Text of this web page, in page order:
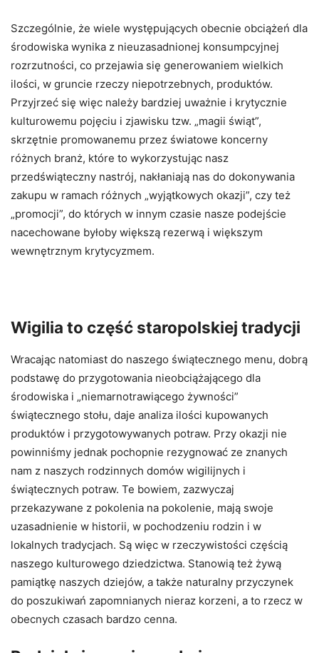
Szczególnie, że wiele występujących obecnie obciążeń dla
środowiska wynika z nieuzasadnionej konsumpcyjnej
rozrzutności, co przejawia się generowaniem wielkich
ilości, w gruncie rzeczy niepotrzebnych, produktów.
Przyjrzeć się więc należy bardziej uważnie i krytycznie
kulturowemu pojęciu i zjawisku tzw. „magii świąt”,
skrzętnie promowanemu przez światowe koncerny
różnych branż, które to wykorzystując nasz
przedświąteczny nastrój, nakłaniają nas do dokonywania
zakupu w ramach różnych „wyjątkowych okazji”, czy też
„promocji”, do których w innym czasie nasze podejście
nacechowane byłoby większą rezerwą i większym
wewnętrznym krytycyzmem.
Wigilia to część staropolskiej tradycji
Wracając natomiast do naszego świątecznego menu, dobrą
podstawę do przygotowania nieobciążającego dla
środowiska i „niemarnotrawiącego żywności”
świątecznego stołu, daje analiza ilości kupowanych
produktów i przygotowywanych potraw. Przy okazji nie
powinniśmy jednak pochopnie rezygnować ze znanych
nam z naszych rodzinnych domów wigilijnych i
świątecznych potraw. Te bowiem, zazwyczaj
przekazywane z pokolenia na pokolenie, mają swoje
uzasadnienie w historii, w pochodzeniu rodzin i w
lokalnych tradycjach. Są więc w rzeczywistości częścią
naszego kulturowego dziedzictwa. Stanowią też żywą
pamiątkę naszych dziejów, a także naturalny przyczynek
do poszukiwań zapomnianych nieraz korzeni, a to rzecz w
obecnych czasach bardzo cenna.